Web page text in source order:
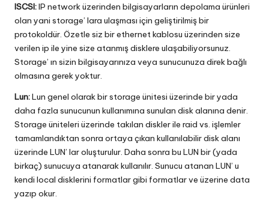
ISCSI:IP network üzerinden bilgisayarların depolama ürünleri
olan yani storage’ lara ulaşması için geliştirilmiş bir
protokoldür. Özetle siz bir ethernet kablosu üzerinden size
verilen ip ile yine size atanmış disklere ulaşabiliyorsunuz.
Storage’ ın sizin bilgisayarınıza veya sunucunuza direk bağlı
olmasına gerek yoktur.
Lun:Lun genel olarak bir storage ünitesi üzerinde bir yada
daha fazla sunucunun kullanımına sunulan disk alanına denir.
Storage üniteleri üzerinde takılan diskler ile raid vs. işlemler
tamamlandıktan sonra ortaya çıkan kullanılabilir disk alanı
üzerinde LUN’ lar oluşturulur. Daha sonra bu LUN bir (yada
birkaç) sunucuya atanarak kullanılır. Sunucu atanan LUN’ u
kendi local disklerini formatlar gibi formatlar ve üzerine data
yazıp okur.